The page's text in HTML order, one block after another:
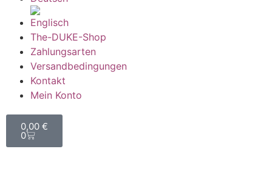
The-DUKE-Shop
Zahlungsarten
Versandbedingungen
Kontakt
Mein Konto
0,00 €
0